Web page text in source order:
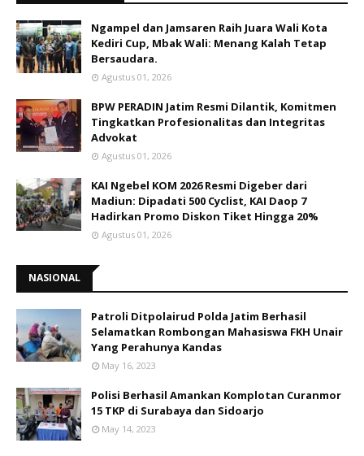
Ngampel dan Jamsaren Raih Juara Wali Kota
Kediri Cup, Mbak Wali: Menang Kalah Tetap
Bersaudara.
Agustus 01, 2026
BPW PERADIN Jatim Resmi Dilantik, Komitmen
Tingkatkan Profesionalitas dan Integritas
Advokat
Agustus 01, 2026
KAI Ngebel KOM 2026 Resmi Digeber dari
Madiun: Dipadati 500 Cyclist, KAI Daop 7
Hadirkan Promo Diskon Tiket Hingga 20%
Agustus 01, 2026
NASIONAL
Patroli Ditpolairud Polda Jatim Berhasil
Selamatkan Rombongan Mahasiswa FKH Unair
Yang Perahunya Kandas
May 16, 2023
Polisi Berhasil Amankan Komplotan Curanmor
15 TKP di Surabaya dan Sidoarjo
May 14, 2023